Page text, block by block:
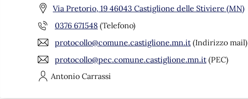
Via Pretorio, 19 46043 Castiglione delle Stiviere (MN)
0376 671548 (Telefono)
protocollo@comune.castiglione.mn.it (Indirizzo mail)
protocollo@pec.comune.castiglione.mn.it (PEC)
Antonio Carrassi